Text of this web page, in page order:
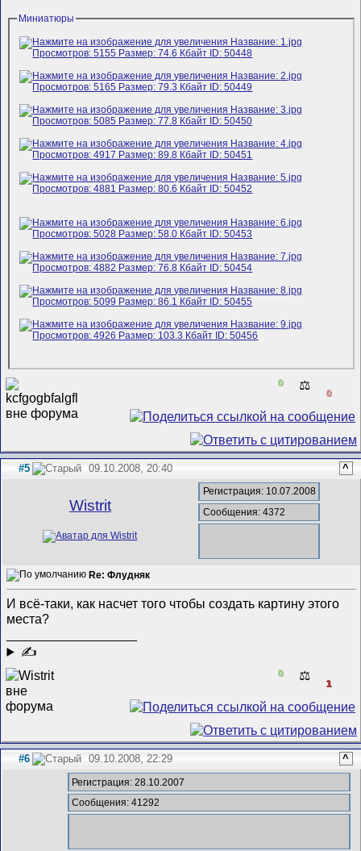
Миниатюры
0 ⚖️
0
#5 09.10.2008, 20:40 ^
Wistrit
Регистрация: 10.07.2008
Сообщения: 4372
Re: Флудняк
И всё-таки, как насчет того чтобы создать картину этого
места?
✍
0 ⚖️
1
#6 09.10.2008, 22:29 ^
Регистрация: 28.10.2007
Сообщения: 41292